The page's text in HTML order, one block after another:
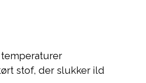
stof, der slukker ild